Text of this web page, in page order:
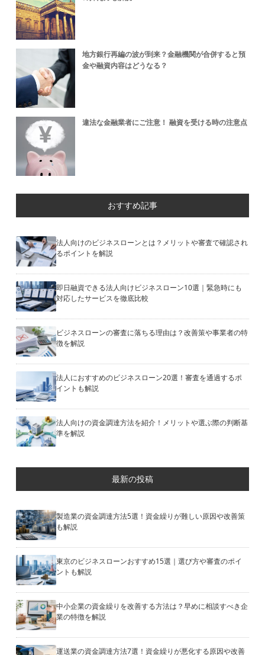
地方銀行再編の波が到来？金融機関が合併すると預
金や融資内容はどうなる？
違法な金融業者にご注意！ 融資を受ける時の注意点
おすすめ記事
法人向けのビジネスローンとは？メリットや審査で確認され
るポイントを解説
即日融資できる法人向けビジネスローン10選｜緊急時にも
対応したサービスを徹底比較
ビジネスローンの審査に落ちる理由は？改善策や事業者の特
徴を解説
法人におすすめのビジネスローン20選！審査を通過するポ
イントも解説
法人向けの資金調達方法を紹介！メリットや選ぶ際の判断基
準を解説
最新の投稿
製造業の資金調達方法5選！資金繰りが難しい原因や改善策
も解説
東京のビジネスローンおすすめ15選｜選び方や審査のポイ
ントも解説
中小企業の資金繰りを改善する方法は？早めに相談すべき企
業の特徴を解説
運送業の資金調達方法7選！資金繰りが悪化する原因や改善